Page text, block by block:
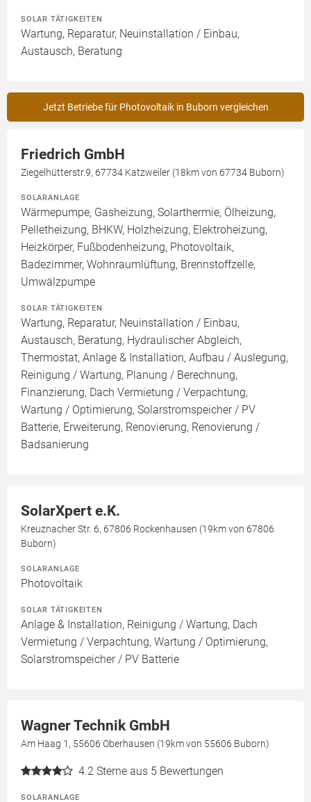
SOLAR TÄTIGKEITEN
Wartung, Reparatur, Neuinstallation / Einbau,
Austausch, Beratung
Jetzt Betriebe für Photovoltaik in Buborn vergleichen
Friedrich GmbH
Ziegelhütterstr.9, 67734 Katzweiler (18km von 67734 Buborn)
SOLARANLAGE
Wärmepumpe, Gasheizung, Solarthermie, Ölheizung,
Pelletheizung, BHKW, Holzheizung, Elektroheizung,
Heizkörper, Fußbodenheizung, Photovoltaik,
Badezimmer, Wohnraumlüftung, Brennstoffzelle,
Umwälzpumpe
SOLAR TÄTIGKEITEN
Wartung, Reparatur, Neuinstallation / Einbau,
Austausch, Beratung, Hydraulischer Abgleich,
Thermostat, Anlage & Installation, Aufbau / Auslegung,
Reinigung / Wartung, Planung / Berechnung,
Finanzierung, Dach Vermietung / Verpachtung,
Wartung / Optimierung, Solarstromspeicher / PV
Batterie, Erweiterung, Renovierung, Renovierung /
Badsanierung
SolarXpert e.K.
Kreuznacher Str. 6, 67806 Rockenhausen (19km von 67806
Buborn)
SOLARANLAGE
Photovoltaik
SOLAR TÄTIGKEITEN
Anlage & Installation, Reinigung / Wartung, Dach
Vermietung / Verpachtung, Wartung / Optimierung,
Solarstromspeicher / PV Batterie
Wagner Technik GmbH
Am Haag 1, 55606 Oberhausen (19km von 55606 Buborn)
4.2 Sterne aus 5 Bewertungen
SOLARANLAGE